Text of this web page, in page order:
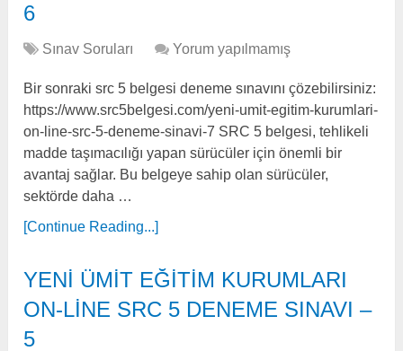
6
Sınav Soruları Yorum yapılmamış
Bir sonraki src 5 belgesi deneme sınavını çözebilirsiniz:
https://www.src5belgesi.com/yeni-umit-egitim-kurumlari-
on-line-src-5-deneme-sinavi-7 SRC 5 belgesi, tehlikeli
madde taşımacılığı yapan sürücüler için önemli bir
avantaj sağlar. Bu belgeye sahip olan sürücüler,
sektörde daha …
[Continue Reading...]
YENİ ÜMİT EĞİTİM KURUMLARI
ON-LİNE SRC 5 DENEME SINAVI –
5